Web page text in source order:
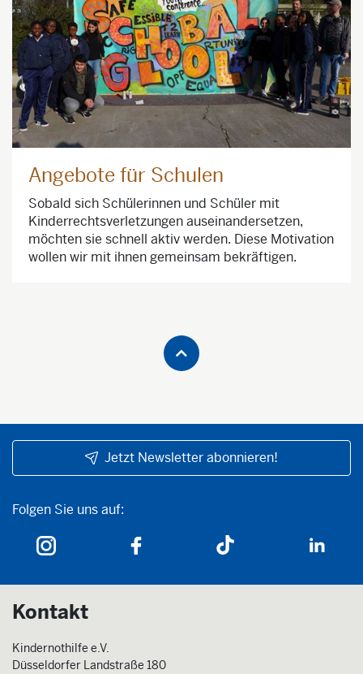
Angebote für Schulen
Sobald sich Schülerinnen und Schüler mit
Kinderrechtsverletzungen auseinandersetzen,
möchten sie schnell aktiv werden. Diese Motivation
wollen wir mit ihnen gemeinsam bekräftigen.
Jetzt Newsletter abonnieren!
Folgen Sie uns auf:
Folgen Sie uns auf:
Kontakt
Kindernothilfe e.V.
Düsseldorfer Landstraße 180